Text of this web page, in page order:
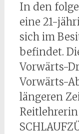
In den
eine 21-
sich im
befindet.
Vorwärts-
Vorwärts-
längeren